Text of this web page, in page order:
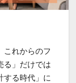
これからのフ
る」だけでは
する時代」に